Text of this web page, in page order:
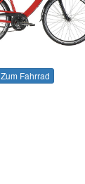
Zum Fahrrad